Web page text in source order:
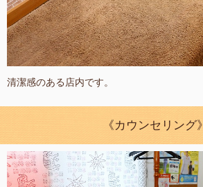
清潔感のある店内です。
《カウンセリング》